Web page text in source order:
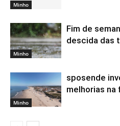
Minho
Minho
Fim de
descida das
Minho
sposende
melhorias na